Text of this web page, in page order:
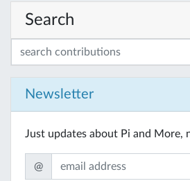
Search
Newsletter
Just updates about Pi and More,
@